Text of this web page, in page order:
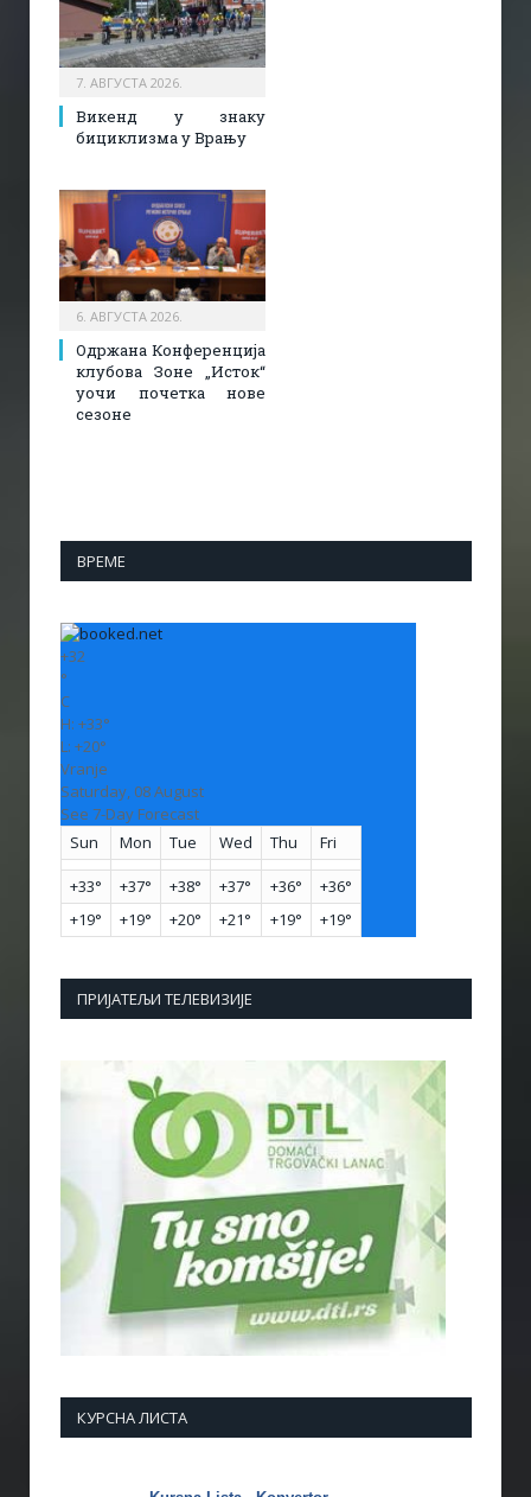
7. АВГУСТА 2026.
Викенд у знаку
бициклизма у Врању
6. АВГУСТА 2026.
Одржана Конференција
клубова Зоне „Исток“
уочи почетка нове
сезоне
ВРЕМЕ
+32
°
C
H: +33°
L: +20°
Vranje
Saturday, 08 August
See 7-Day Forecast
Sun
Mon Tue Wed Thu Fri
+33° +37° +38° +37° +36° +36°
+19° +19° +20° +21° +19° +19°
ПРИЈАТЕЉИ ТЕЛЕВИЗИЈЕ
КУРСНА ЛИСТА